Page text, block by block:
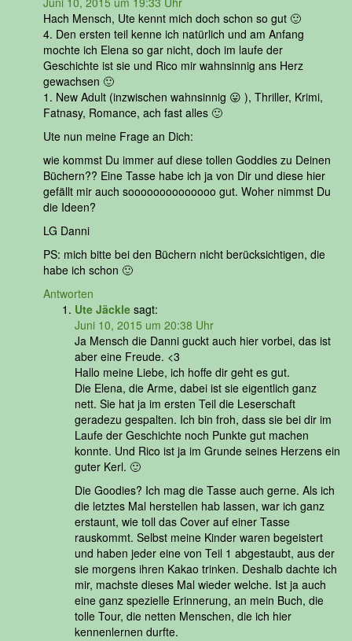
Hach Mensch, Ute kennt mich doch schon so gut 🙂
4. Den ersten teil kenne ich natürlich und am Anfang
mochte ich Elena so gar nicht, doch im laufe der
Geschichte ist sie und Rico mir wahnsinnig ans Herz
gewachsen 🙂
1. New Adult (inzwischen wahnsinnig 😛 ), Thriller, Krimi,
Fatnasy, Romance, ach fast alles 🙂
Ute nun meine Frage an Dich:
wie kommst Du immer auf diese tollen Goddies zu Deinen
Büchern?? Eine Tasse habe ich ja von Dir und diese hier
gefällt mir auch soooooooooooooo gut. Woher nimmst Du
die Ideen?
LG Danni
PS: mich bitte bei den Büchern nicht berücksichtigen, die
habe ich schon 🙂
Antworten
Ute Jäckle sagt:
Juni 10, 2015 um 20:38 Uhr
Ja Mensch die Danni guckt auch hier vorbei, das ist
aber eine Freude. <3
Hallo meine Liebe, ich hoffe dir geht es gut.
Die Elena, die Arme, dabei ist sie eigentlich ganz
nett. Sie hat ja im ersten Teil die Leserschaft
geradezu gespalten. Ich bin froh, dass sie bei dir im
Laufe der Geschichte noch Punkte gut machen
konnte. Und Rico ist ja im Grunde seines Herzens ein
guter Kerl. 🙂
Die Goodies? Ich mag die Tasse auch gerne. Als ich
die letztes Mal herstellen hab lassen, war ich ganz
erstaunt, wie toll das Cover auf einer Tasse
rauskommt. Selbst meine Kinder waren begeistert
und haben jeder eine von Teil 1 abgestaubt, aus der
sie morgens ihren Kakao trinken. Deshalb dachte ich
mir, machste dieses Mal wieder welche. Ist ja auch
eine ganz spezielle Erinnerung, an mein Buch, die
tolle Tour, die netten Menschen, die ich hier
kennenlernen durfte.